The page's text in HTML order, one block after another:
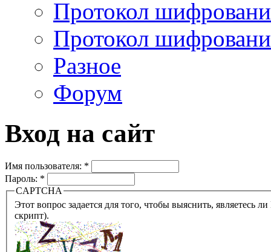
Протокол
Протокол
Разное
Форум
Вход на сайт
Имя пользователя: *
Пароль: *
CAPTCHA
Этот вопрос задается для того, чтобы выяснить, являетесь ли Вы человеком или представляете из себя робота
скрипт).